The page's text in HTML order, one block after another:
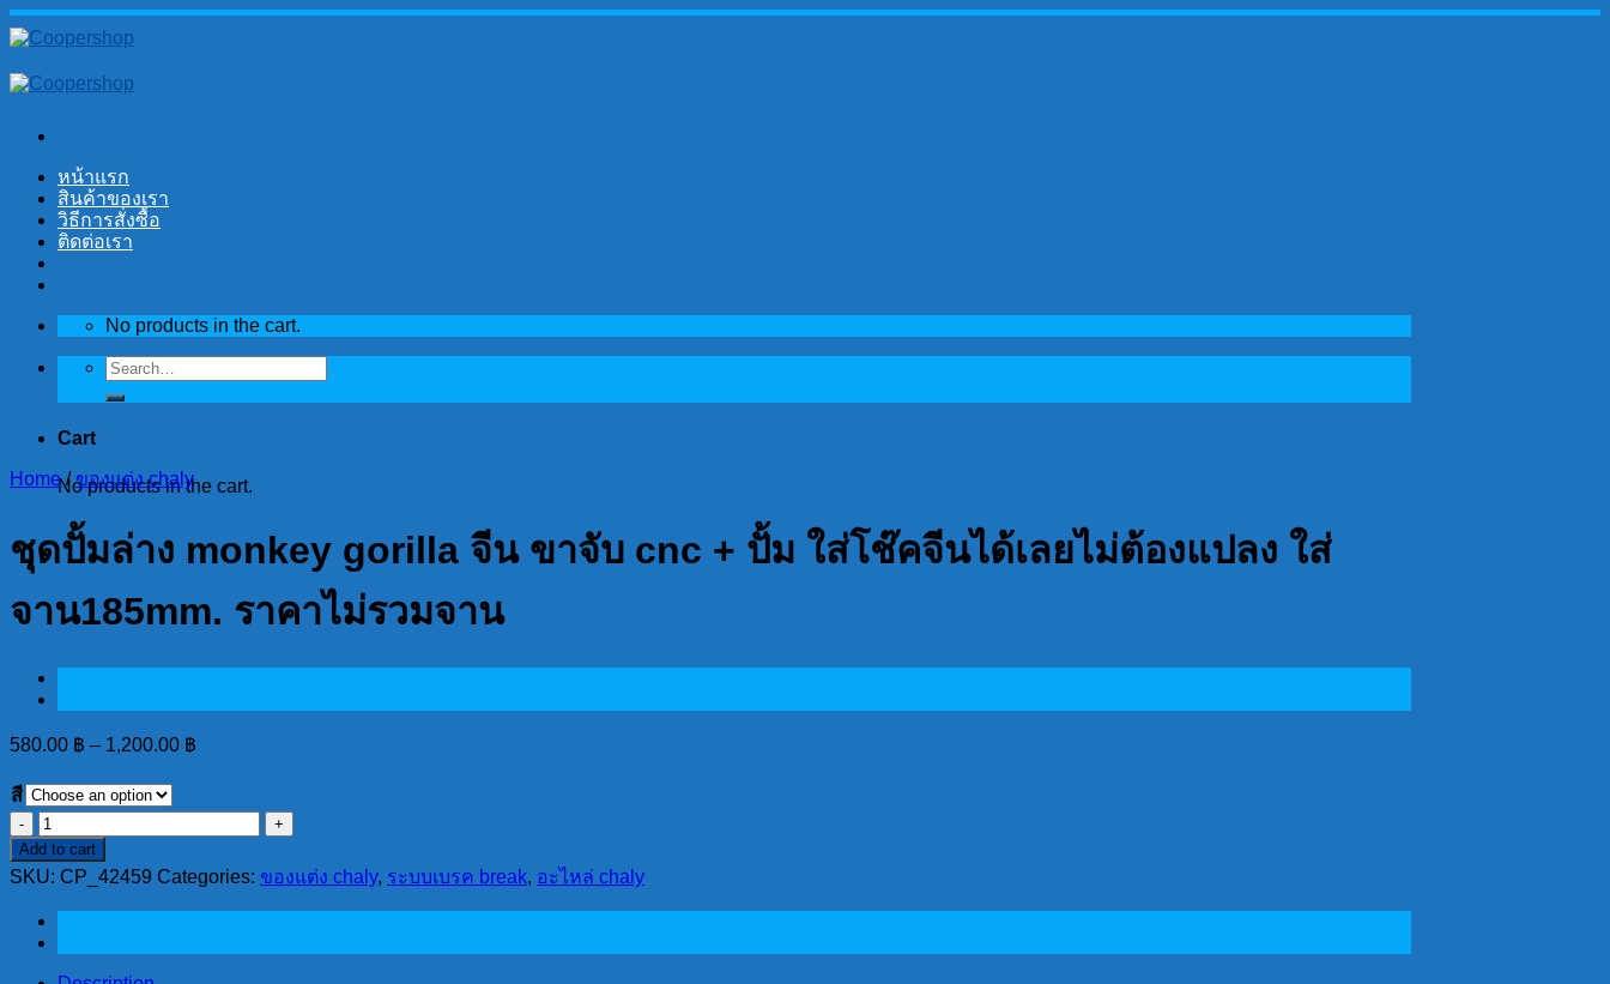
Skip
to
หน้าแรก
สินค้าของเรา
วิธีการสั่งซื้อ
ติดต่อเรา
No products in the cart.
Search
for:
Cart
No products in the cart.
Home / ของแต่ง chaly
ชุดปั้มล่าง monkey gorilla จีน ขาจับ cnc + ปั้ม ใส่โช๊คจีนได้เลยไม่ต้องแปลง ใส่
จาน185mm. ราคาไม่รวมจาน
580.00 ฿ – 1,200.00 ฿
สี
ชุด
ปั้
มล่าง
monkey
gorilla
จีน
Add to cart
SKU: CP_42459 Categories: ของแต่ง chaly, ระบบเบรค break, อะไหล่ chaly